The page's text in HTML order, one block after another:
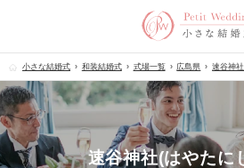
小さな結婚式 和装結婚式 式場一覧 広島県 速谷神
速谷神社(はやたに